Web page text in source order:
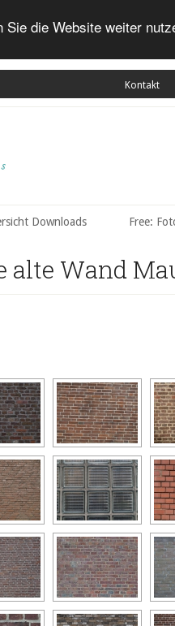
die Website weiter
Kontakt
Downloads Free:
alte Wand